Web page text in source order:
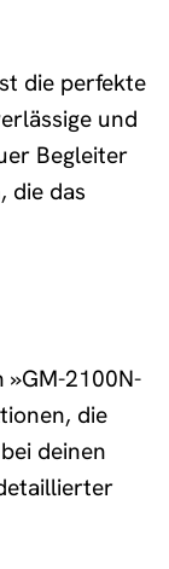
die perfekte
und
Begleiter
die das
»GM-2100N-
die
deinen